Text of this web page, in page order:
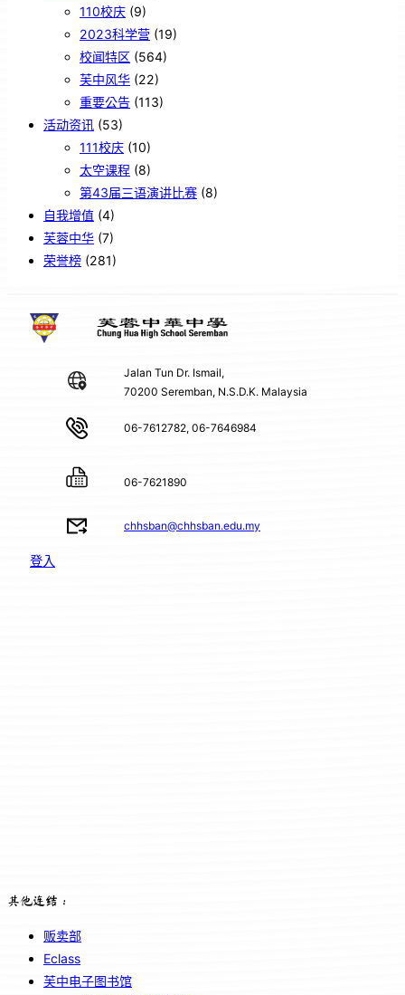
110校庆 (9)
2023科学营 (19)
校闻特区 (564)
芙中风华 (22)
重要公告 (113)
活动资讯 (53)
111校庆 (10)
太空课程 (8)
第43届三语演讲比赛 (8)
自我增值 (4)
芙蓉中华 (7)
荣誉榜 (281)
Jalan Tun Dr. Ismail,
70200 Seremban, N.S.D.K. Malaysia
06-7612782, 06-7646984
06-7621890
chhsban@chhsban.edu.my
登入
其他连结：
贩卖部
Eclass
芙中电子图书馆